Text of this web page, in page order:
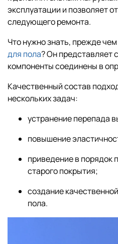
эксплуатации и позволяет
следующего ремонта.
Что нужно знать, прежде чем
для пола? Он представляет
компоненты соединены в
Качественный состав
нескольких задач:
устранение перепада
повышение
приведение в порядок
старого покрытия;
создание
пола.